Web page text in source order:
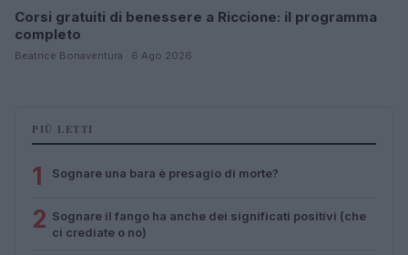
Corsi gratuiti di benessere a Riccione: il programma
completo
Beatrice Bonaventura · 6 Ago 2026
PIÙ LETTI
1 Sognare una bara è presagio di morte?
2 Sognare il fango ha anche dei significati positivi (che
ci crediate o no)